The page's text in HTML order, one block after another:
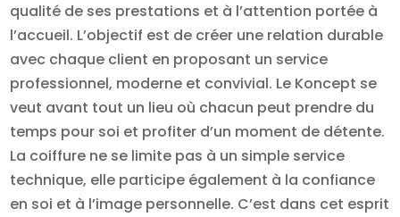
qualité de ses prestations et à l’attention portée à
l’accueil. L’objectif est de créer une relation durable
avec chaque client en proposant un service
professionnel, moderne et convivial. Le Koncept se
veut avant tout un lieu où chacun peut prendre du
temps pour soi et profiter d’un moment de détente.
La coiffure ne se limite pas à un simple service
technique, elle participe également à la confiance
en soi et à l’image personnelle. C’est dans cet esprit